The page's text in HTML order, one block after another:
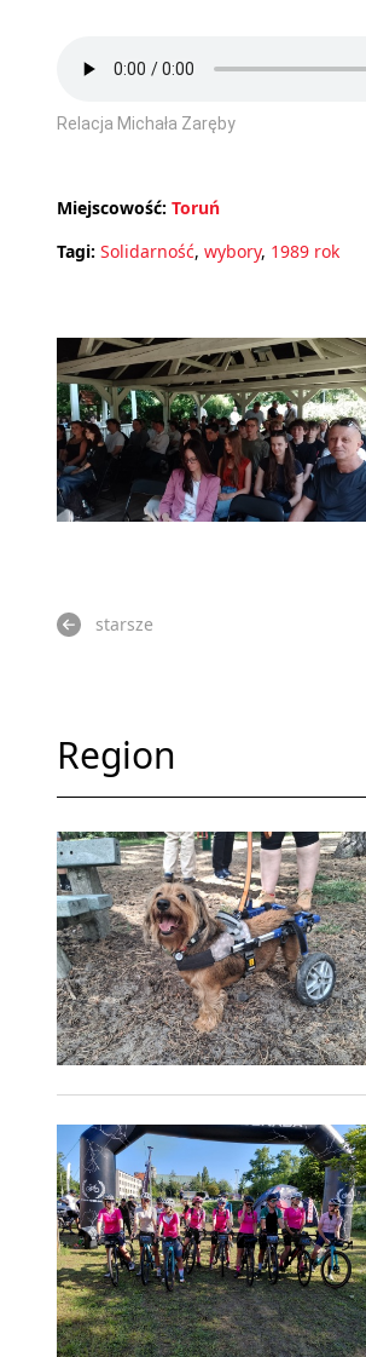
Relacja Michała Zaręby
Miejscowość: Toruń
Tagi: Solidarność, wybory, 1989 rok
starsze
Region